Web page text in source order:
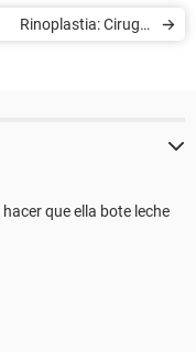
Rinoplastia: Cirugía
que ella bote leche